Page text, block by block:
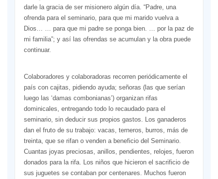
darle la gracia de ser misionero algún día. “Padre, una
ofrenda para el seminario, para que mi marido vuelva a
Dios… … para que mi padre se ponga bien. … por la paz de
mi familia”; y así las ofrendas se acumulan y la obra puede
continuar.
Colaboradores y colaboradoras recorren periódicamente el
país con cajitas, pidiendo ayuda; señoras (las que serían
luego las ‘damas combonianas’) organizan rifas
dominicales, entregando todo lo recaudado para el
seminario, sin deducir sus propios gastos. Los ganaderos
dan el fruto de su trabajo: vacas, terneros, burros, más de
treinta, que se rifan o venden a beneficio del Seminario.
Cuantas joyas preciosas, anillos, pendientes, relojes, fueron
donados para la rifa. Los niños que hicieron el sacrificio de
sus juguetes se contaban por centenares. Muchos fueron